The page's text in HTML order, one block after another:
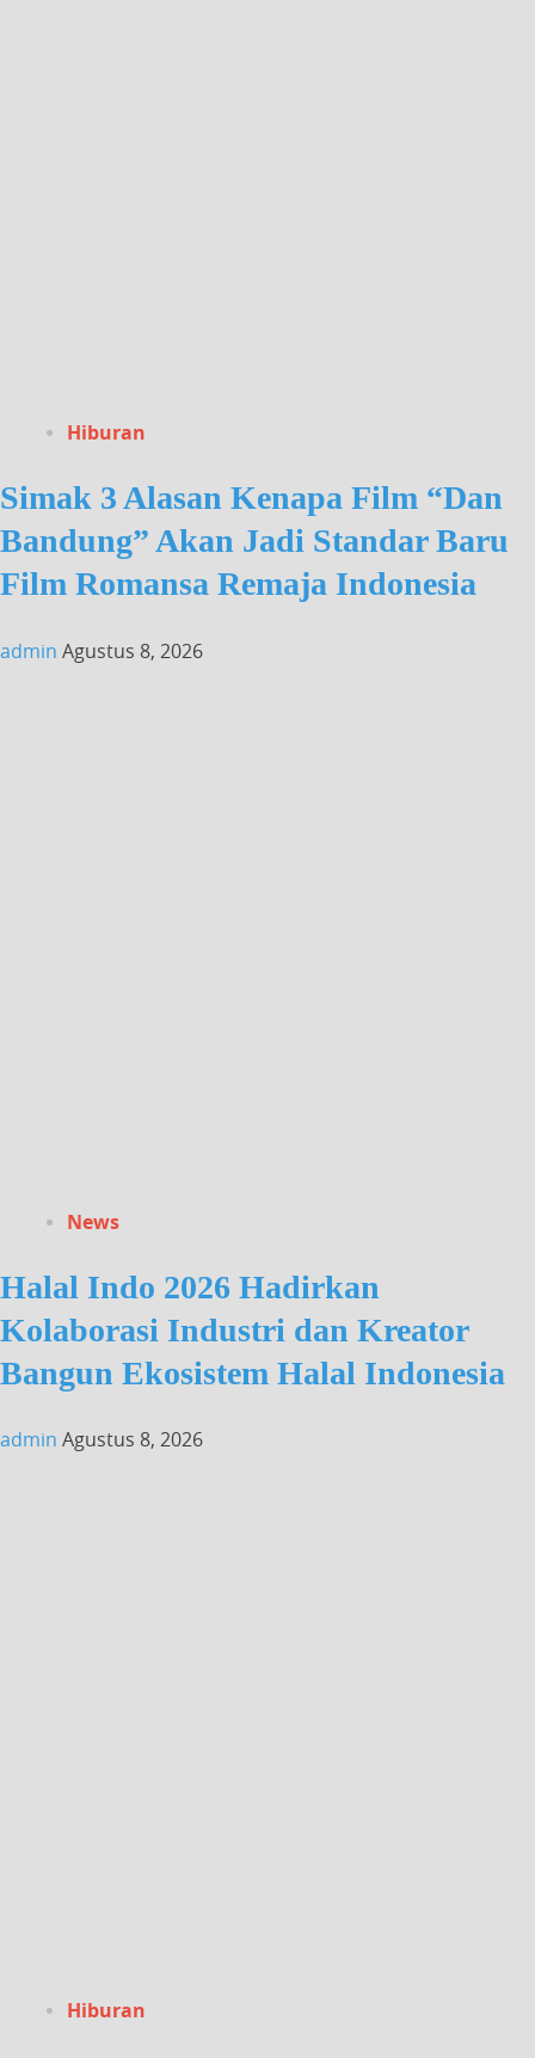
Hiburan
Simak 3 Alasan Kenapa Film “Dan
Bandung” Akan Jadi Standar Baru
Film Romansa Remaja Indonesia
admin Agustus 8, 2026
News
Halal Indo 2026 Hadirkan
Kolaborasi Industri dan Kreator
Bangun Ekosistem Halal Indonesia
admin Agustus 8, 2026
Hiburan